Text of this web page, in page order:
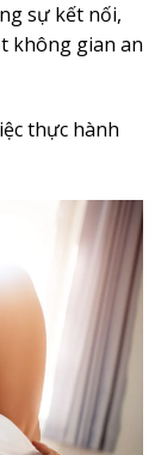
sự kết nối,
không gian an
thực hành